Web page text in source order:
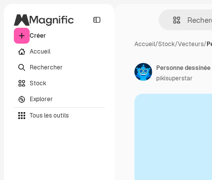
Créer
Accueil
Rechercher
Stock
Explorer
Tous les outils
Accueil/Stock/Vecteurs/
Personne
pikisuperstar